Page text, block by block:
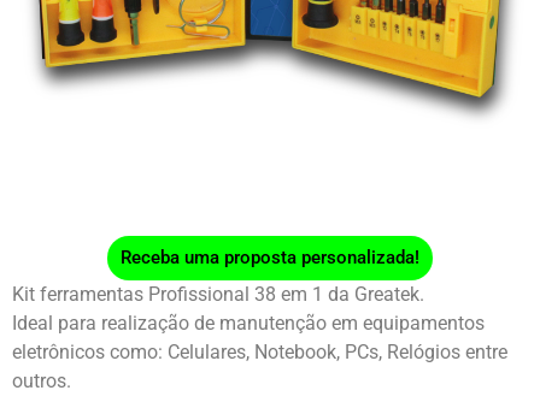
Receba uma proposta personalizada!
Kit ferramentas Profissional 38 em 1 da Greatek.
Ideal para realização de manutenção em equipamentos
eletrônicos como: Celulares, Notebook, PCs, Relógios entre
outros.